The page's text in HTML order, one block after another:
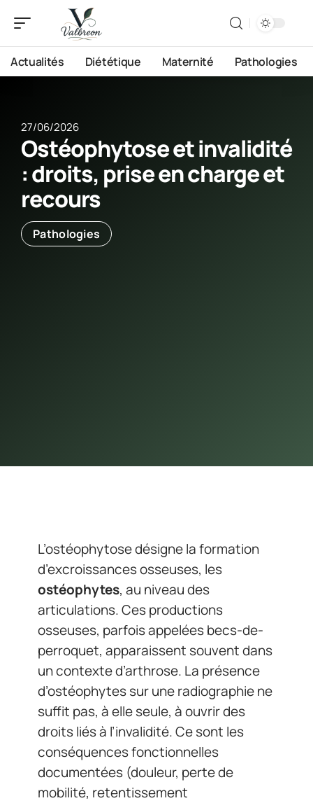
Actualités Diététique Maternité Pathologies
27/06/2026
Ostéophytose et invalidité
: droits, prise en charge et
recours
Pathologies
L’ostéophytose désigne la formation
d’excroissances osseuses, les
ostéophytes, au niveau des
articulations. Ces productions
osseuses, parfois appelées becs-de-
perroquet, apparaissent souvent dans
un contexte d’arthrose. La présence
d’ostéophytes sur une radiographie ne
suffit pas, à elle seule, à ouvrir des
droits liés à l’invalidité. Ce sont les
conséquences fonctionnelles
documentées (douleur, perte de
mobilité, retentissement